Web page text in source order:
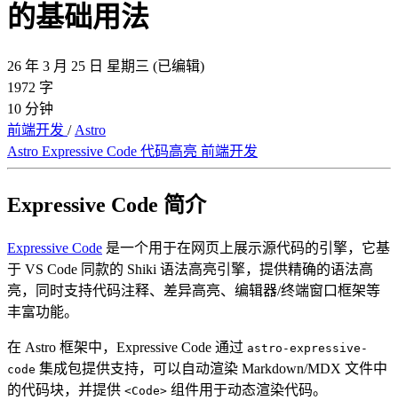
的基础用法
26 年 3 月 25 日 星期三 (已编辑)
1972 字
10 分钟
前端开发 / Astro
Astro Expressive Code 代码高亮 前端开发
Expressive Code 简介
Expressive Code 是一个用于在网页上展示源代码的引擎，它基
于 VS Code 同款的 Shiki 语法高亮引擎，提供精确的语法高
亮，同时支持代码注释、差异高亮、编辑器/终端窗口框架等
丰富功能。
在 Astro 框架中，Expressive Code 通过 astro-expressive-
code 集成包提供支持，可以自动渲染 Markdown/MDX 文件中
的代码块，并提供 <Code> 组件用于动态渲染代码。